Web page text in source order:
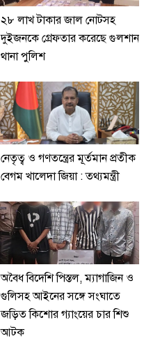
২৮ লাখ টাকার জাল নোটসহ
দুইজনকে গ্রেফতার করেছে গুলশান
থানা পুলিশ
নেতৃত্ব ও গণতন্ত্রের মূর্তমান প্রতীক
বেগম খালেদা জিয়া : তথ্যমন্ত্রী
অবৈধ বিদেশি পিস্তল, ম্যাগাজিন ও
গুলিসহ আইনের সঙ্গে সংঘাতে
জড়িত কিশোর গ্যাংয়ের চার শিশু
আটক